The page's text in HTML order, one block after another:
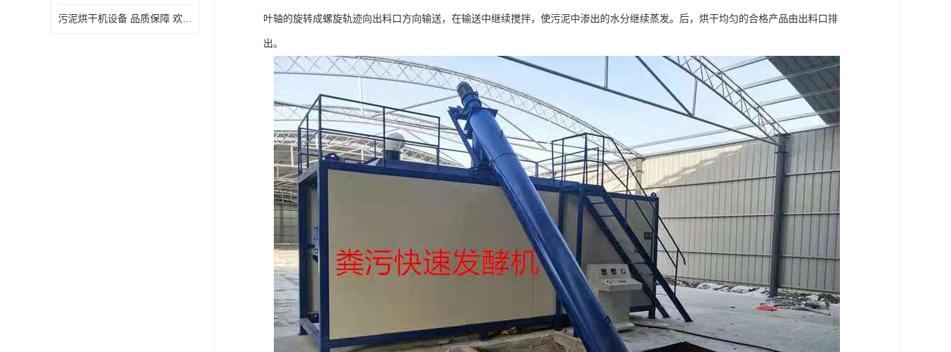
污泥烘干机设备 品质保障 欢迎咨询 叶轴的旋转成螺旋轨迹向出料口方向输送，在输送中继续搅拌，使污泥中渗出的水分继续蒸发。后，烘干均匀的合格产品由出料口排
出。